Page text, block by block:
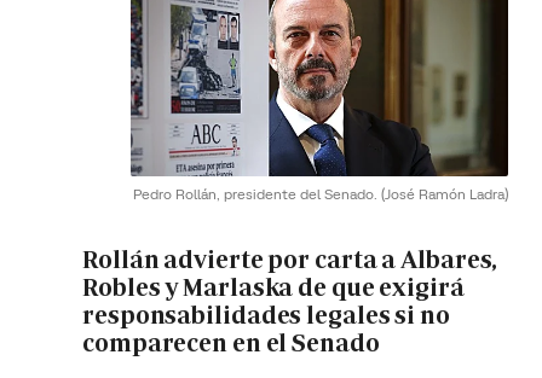
Pedro Rollán, presidente del Senado. (José Ramón Ladra)
Rollán advierte por carta a Albares,
Robles y Marlaska de que exigirá
responsabilidades legales si no
comparecen en el Senado